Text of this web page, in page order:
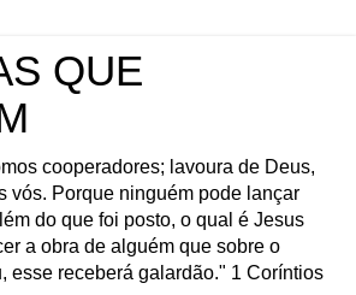
QUE
cooperadores; lavoura de Deus,
vós. Porque ninguém pode lançar
do que foi posto, o qual é Jesus
a obra de alguém que sobre o
esse receberá galardão." 1 Coríntios